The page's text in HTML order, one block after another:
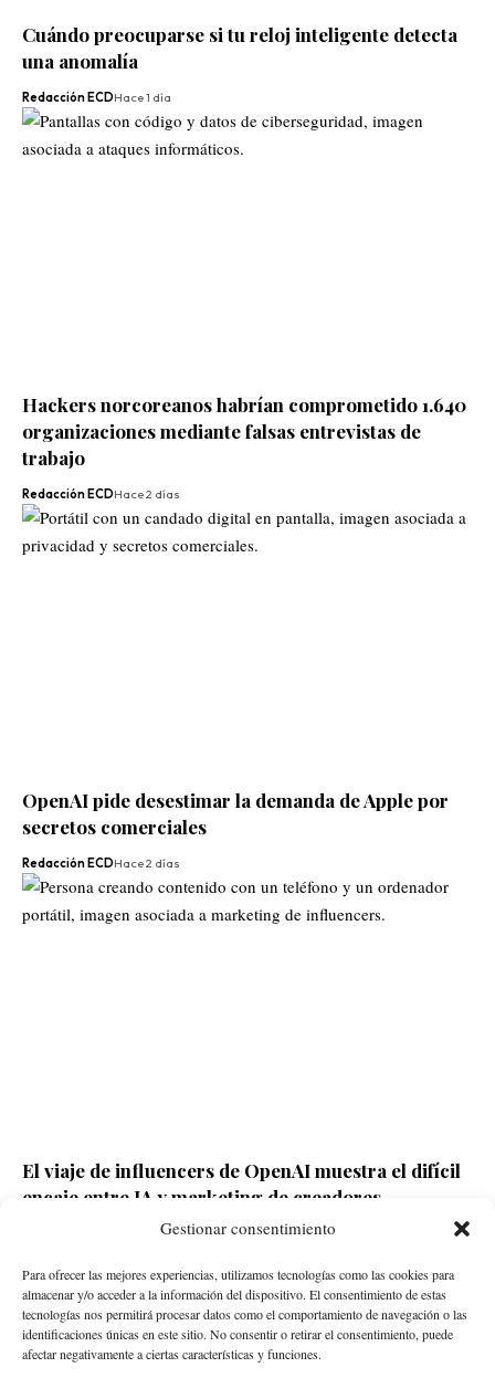
Gestionar consentimiento
Para ofrecer las mejores experiencias, utilizamos tecnologías como las cookies para
almacenar y/o acceder a la información del dispositivo. El consentimiento de estas
tecnologías nos permitirá procesar datos como el comportamiento de navegación o las
identificaciones únicas en este sitio. No consentir o retirar el consentimiento, puede
afectar negativamente a ciertas características y funciones.
Cuándo preocuparse si tu reloj inteligente detecta
una anomalía
Redacción ECDHace 1 día
Hackers norcoreanos habrían comprometido 1.640
organizaciones mediante falsas entrevistas de
trabajo
Redacción ECDHace 2 días
OpenAI pide desestimar la demanda de Apple por
secretos comerciales
Redacción ECDHace 2 días
El viaje de influencers de OpenAI muestra el difícil
encaje entre IA y marketing de creadores
Hace 3 días